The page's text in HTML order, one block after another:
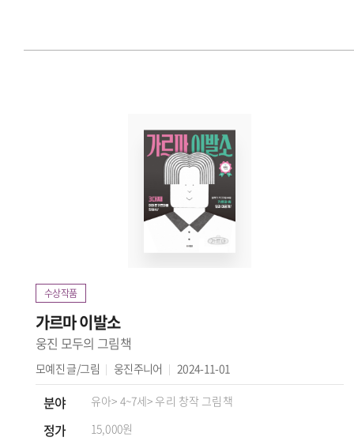
수상작품
가르마 이발소
웅진 모두의 그림책
모예진 글/그림 웅진주니어 2024-11-01
분야 유아> 4~7세> 우리 창작 그림책
정가 15,000원